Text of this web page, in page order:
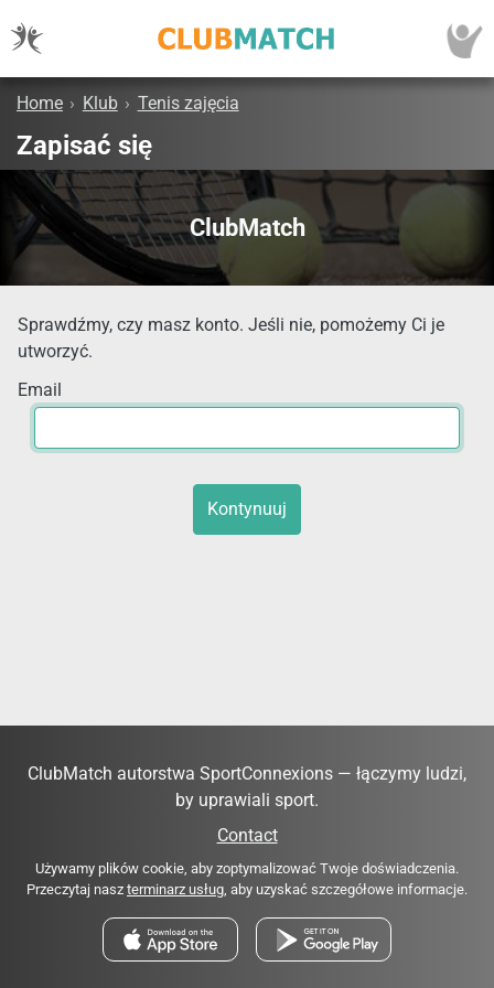
Home › Klub › Tenis zajęcia
Zapisać się
ClubMatch
Sprawdźmy, czy masz konto. Jeśli nie, pomożemy Ci je
utworzyć.
Email
Kontynuuj
ClubMatch autorstwa SportConnexions — łączymy ludzi,
by uprawiali sport.
Contact
Używamy plików cookie, aby zoptymalizować Twoje doświadczenia.
Przeczytaj nasz terminarz usług, aby uzyskać szczegółowe informacje.